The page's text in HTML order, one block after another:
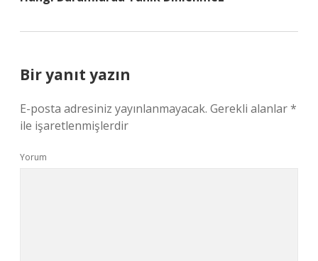
Bir yanıt yazın
E-posta adresiniz yayınlanmayacak. Gerekli alanlar*
ile işaretlenmişlerdir
Yorum